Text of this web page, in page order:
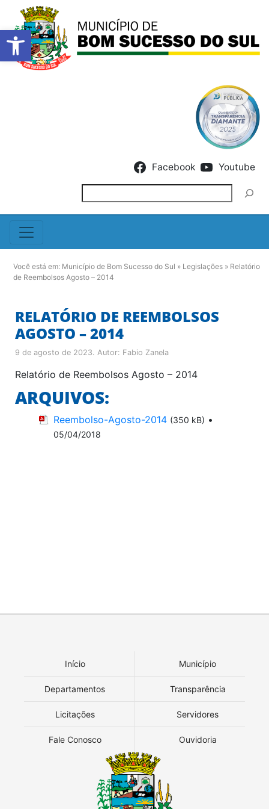
Barra de Ferramentas
Facebook Youtube
Você está em: Município de Bom Sucesso do Sul » Legislações » Relatório
de Reembolsos Agosto – 2014
RELATÓRIO DE REEMBOLSOS
AGOSTO – 2014
9 de agosto de 2023. Autor: Fabio Zanela
Relatório de Reembolsos Agosto – 2014
ARQUIVOS:
Reembolso-Agosto-2014 (350 kB) •
05/04/2018
Início Município
Departamentos Transparência
Licitações Servidores
Fale Conosco Ouvidoria